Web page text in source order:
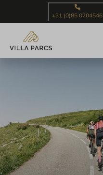
+31 (0)85 0704546